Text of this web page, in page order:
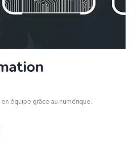
équipe grâce au numérique.